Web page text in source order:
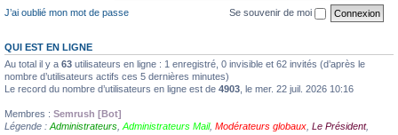
J’ai oublié mon mot de passe
Se souvenir de moi
QUI EST EN LIGNE
Au total il y a 63 utilisateurs en ligne : 1 enregistré, 0 invisible et 62 invités (d’après le
nombre d’utilisateurs actifs ces 5 dernières minutes)
Le record du nombre d’utilisateurs en ligne est de 4903 , le mer. 22 juil. 2026 10:16
Membres : Semrush [Bot]
Légende : Administrateurs Administrateurs Mail, Modérateurs globaux Le Président,